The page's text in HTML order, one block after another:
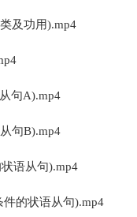
及功用).mp4
句A).mp4
句B).mp4
语从句).mp4
的状语从句).mp4